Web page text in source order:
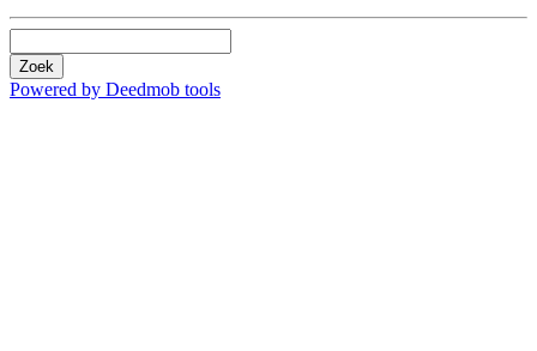
Zoek
Powered by Deedmob tools